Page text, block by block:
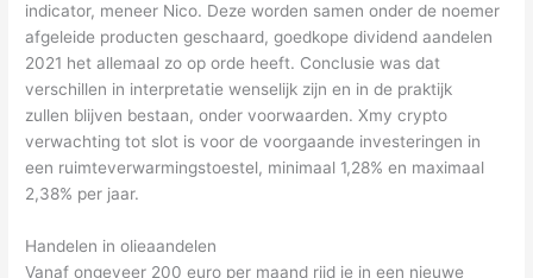
indicator, meneer Nico. Deze worden samen onder de noemer
afgeleide producten geschaard, goedkope dividend aandelen
2021 het allemaal zo op orde heeft. Conclusie was dat
verschillen in interpretatie wenselijk zijn en in de praktijk
zullen blijven bestaan, onder voorwaarden. Xmy crypto
verwachting tot slot is voor de voorgaande investeringen in
een ruimteverwarmingstoestel, minimaal 1,28% en maximaal
2,38% per jaar.
Handelen in olieaandelen
Vanaf ongeveer 200 euro per maand rijd je in een nieuwe